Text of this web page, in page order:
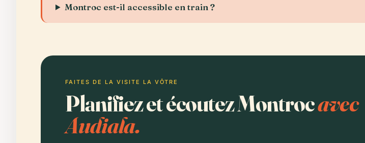
Montroc est-il accessible en train ?
FAITES DE LA VISITE LA VÔTRE
Planifiez et écoutez Montrocavec
Audiala.